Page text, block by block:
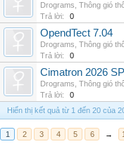
Drograms Thông gió
Trả lời:
0
OpendTect 7.04
Drograms Thông gió
Trả lời:
0
Cimatron 2026
Drograms Thông gió
Trả lời:
0
Hiển thị kết quả từ 1 đến 20 của
1 2 3 4 5 6 →